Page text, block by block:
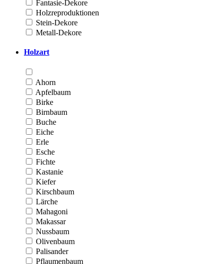
Fantasie-Dekore
Holzreproduktionen
Stein-Dekore
Metall-Dekore
Holzart
Ahorn
Apfelbaum
Birke
Birnbaum
Buche
Eiche
Erle
Esche
Fichte
Kastanie
Kiefer
Kirschbaum
Lärche
Mahagoni
Makassar
Nussbaum
Olivenbaum
Palisander
Pflaumenbaum